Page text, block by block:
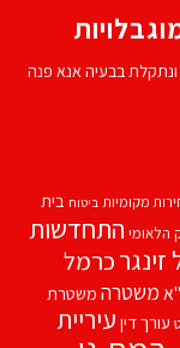
בבעיה אנא פנה
מקומיות ביטוח בית
הלאומי התחדשות
זינגרכרמל
משטרה משטרת
עורך דין עיריית